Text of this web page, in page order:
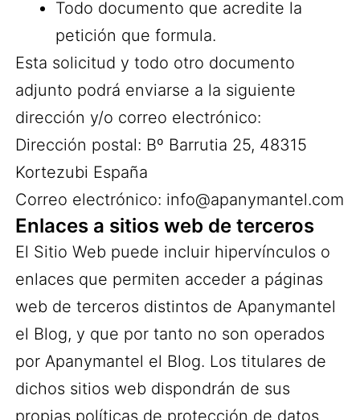
Todo documento que acredite la
petición que formula.
Esta solicitud y todo otro documento
adjunto podrá enviarse a la siguiente
dirección y/o correo electrónico:
Dirección postal: Bº Barrutia 25, 48315
Kortezubi España
Correo electrónico: info@apanymantel.com
Enlaces a sitios web de terceros
El Sitio Web puede incluir hipervínculos o
enlaces que permiten acceder a páginas
web de terceros distintos de Apanymantel
el Blog, y que por tanto no son operados
por Apanymantel el Blog. Los titulares de
dichos sitios web dispondrán de sus
propias políticas de protección de datos,